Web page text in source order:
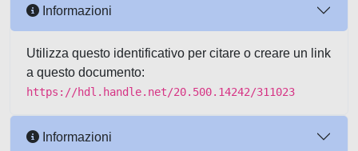
Informazioni
Utilizza questo identificativo per citare o creare un link
a questo documento:
https://hdl.handle.net/20.500.14242/311023
Informazioni